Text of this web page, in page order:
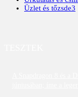
Üzlet és tőzsde3